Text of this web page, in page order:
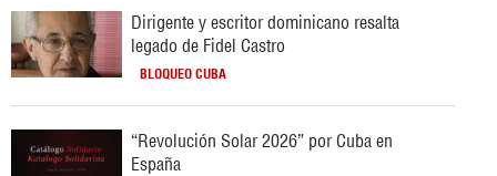
Dirigente y escritor dominicano resalta
legado de Fidel Castro
BLOQUEO CUBA
“Revolución Solar 2026” por Cuba en
España